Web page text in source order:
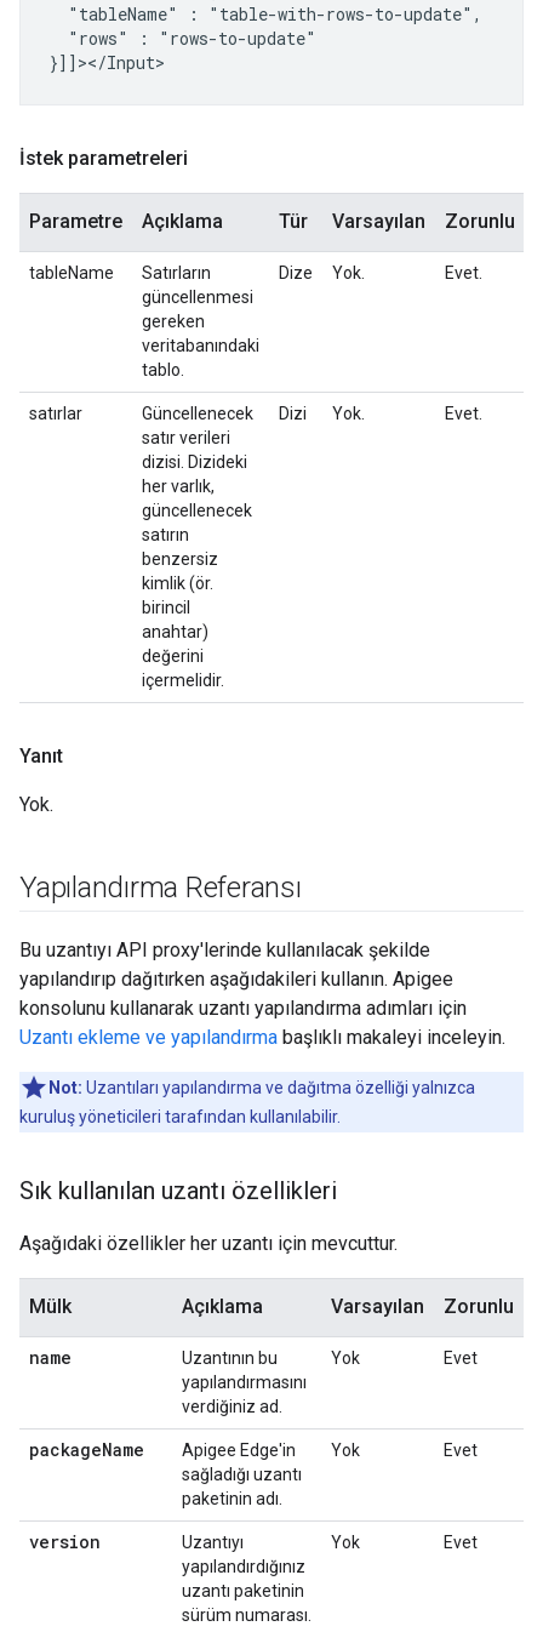
"tableName"
:
"rows"
:
"rows-to-update"
İstek parametreleri
Parametre Açıklama Tür Varsayılan Zorunlu
tableName
Satırların
güncellenmesi
gereken
veritabanındaki
tablo.
Dize Yok. Evet.
satırlar
Güncellenecek
satır verileri
dizisi. Dizideki
her varlık,
güncellenecek
satırın
benzersiz
kimlik (ör.
birincil
anahtar)
değerini
içermelidir.
Dizi Yok. Evet.
Yanıt
Yok.
Yapılandırma Referansı
Bu uzantıyı API proxy'lerinde kullanılacak şekilde
yapılandırıp dağıtırken aşağıdakileri kullanın. Apigee
konsolunu kullanarak uzantı yapılandırma adımları için
Uzantı ekleme ve yapılandırma başlıklı makaleyi inceleyin.
Not: Uzantıları yapılandırma ve dağıtma özelliği yalnızca
kuruluş yöneticileri tarafından kullanılabilir.
Sık kullanılan uzantı özellikleri
Aşağıdaki özellikler her uzantı için mevcuttur.
Mülk Açıklama Varsayılan Zorunlu
name
Uzantının bu
yapılandırmasını
verdiğiniz ad.
Yok Evet
packageName
Apigee Edge'in
sağladığı uzantı
paketinin adı.
Yok Evet
version
Uzantıyı
yapılandırdığınız
uzantı paketinin
sürüm numarası.
Yok Evet